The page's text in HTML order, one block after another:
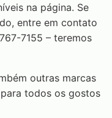
na página. Se
entre em contato
7155 – teremos
outras marcas
todos os gostos